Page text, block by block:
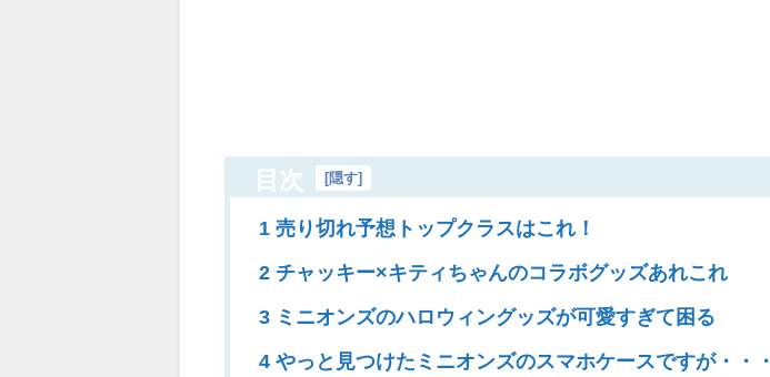
目次 [隠す]
1 売り切れ予想トップクラスはこれ！
2 チャッキー×キティちゃんのコラボグッズあれこれ
3 ミニオンズのハロウィングッズが可愛すぎて困る
4 やっと見つけたミニオンズのスマホケースですが・・・